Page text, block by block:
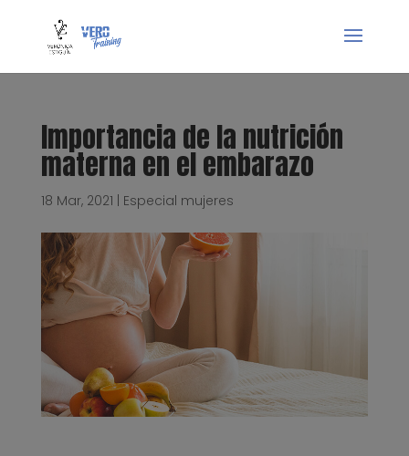
Importancia de la nutrición
materna en el embarazo
18 Mar, 2021 Especial mujeres